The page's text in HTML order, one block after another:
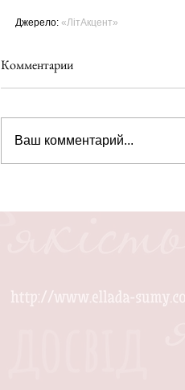
Джерело: «ЛітАкцент»
Комментарии
Ваш комментарий...